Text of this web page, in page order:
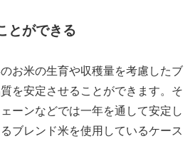
とができる
お米の生育や収穫量を考慮したブ
を安定させることができます。そ
ーンなどでは一年を通して安定し
ブレンド米を使用しているケース